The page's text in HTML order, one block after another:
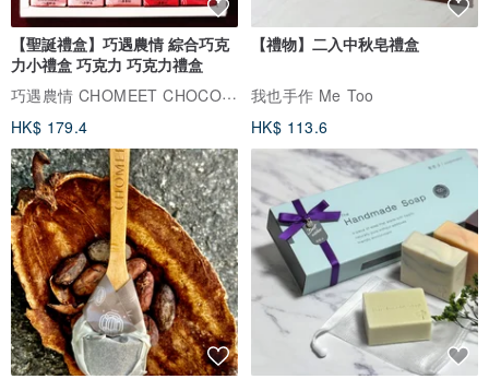
【聖誕禮盒】巧遇農情 綜合巧克
力小禮盒 巧克力 巧克力禮盒
巧遇農情 CHOMEET CHOCOLATE
HK$ 179.4
【禮物】二入中秋皂禮盒
我也手作 Me Too
HK$ 113.6